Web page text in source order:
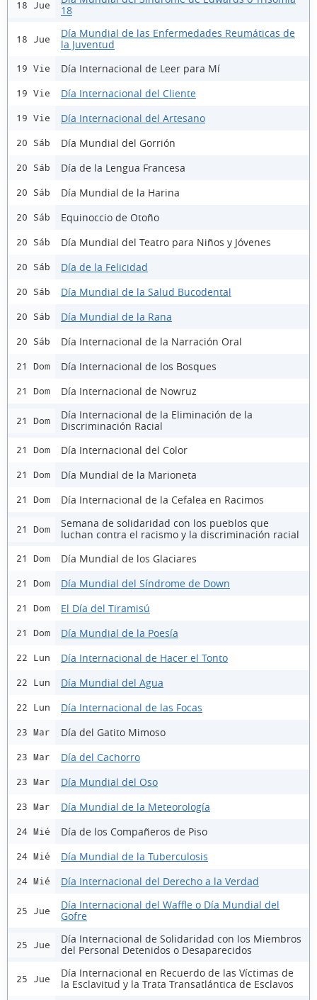
18 Jue
18
18 Jue
Día Mundial de las Enfermedades Reumáticas de
la Juventud
19 Vie Día Internacional de Leer para Mí
19 Vie Día Internacional del Cliente
19 Vie Día Internacional del Artesano
20 Sáb Día Mundial del Gorrión
20 Sáb Día de la Lengua Francesa
20 Sáb Día Mundial de la Harina
20 Sáb Equinoccio de Otoño
20 Sáb Día Mundial del Teatro para Niños y Jóvenes
20 Sáb Día de la Felicidad
20 Sáb Día Mundial de la Salud Bucodental
20 Sáb Día Mundial de la Rana
20 Sáb Día Internacional de la Narración Oral
21 Dom Día Internacional de los Bosques
21 Dom Día Internacional de Nowruz
21 Dom
Día Internacional de la Eliminación de la
Discriminación Racial
21 Dom Día Internacional del Color
21 Dom Día Mundial de la Marioneta
21 Dom Día Internacional de la Cefalea en Racimos
21 Dom
Semana de solidaridad con los pueblos que
luchan contra el racismo y la discriminación racial
21 Dom Día Mundial de los Glaciares
21 Dom Día Mundial del Síndrome de Down
21 Dom El Día del Tiramisú
21 Dom Día Mundial de la Poesía
22 Lun Día Internacional de Hacer el Tonto
22 Lun Día Mundial del Agua
22 Lun Día Internacional de las Focas
23 Mar Día del Gatito Mimoso
23 Mar Día del Cachorro
23 Mar Día Mundial del Oso
23 Mar Día Mundial de la Meteorología
24 Mié Día de los Compañeros de Piso
24 Mié Día Mundial de la Tuberculosis
24 Mié Día Internacional del Derecho a la Verdad
25 Jue
Día Internacional del Waffle o Día Mundial del
Gofre
25 Jue
Día Internacional de Solidaridad con los Miembros
del Personal Detenidos o Desaparecidos
25 Jue
Día Internacional en Recuerdo de las Víctimas de
la Esclavitud y la Trata Transatlántica de Esclavos